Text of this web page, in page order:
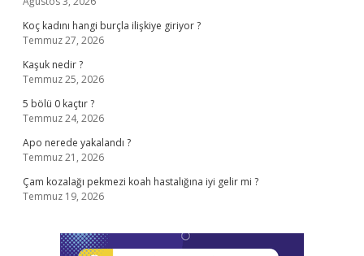
Koç kadını hangi burçla ilişkiye giriyor ?
Temmuz 27, 2026
Kaşuk nedir ?
Temmuz 25, 2026
5 bölü 0 kaçtır ?
Temmuz 24, 2026
Apo nerede yakalandı ?
Temmuz 21, 2026
Çam kozalağı pekmezi koah hastalığına iyi gelir mi ?
Temmuz 19, 2026